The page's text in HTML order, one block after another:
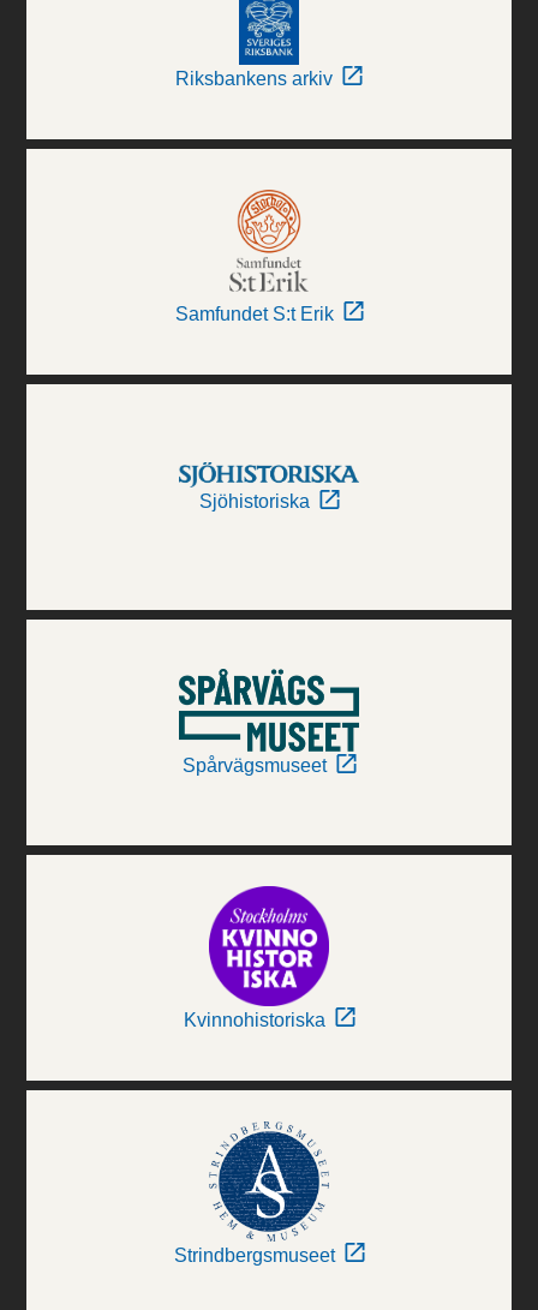
Riksbankens arkiv
Samfundet S:t Erik
Sjöhistoriska
Spårvägsmuseet
Kvinnohistoriska
Strindbergsmuseet